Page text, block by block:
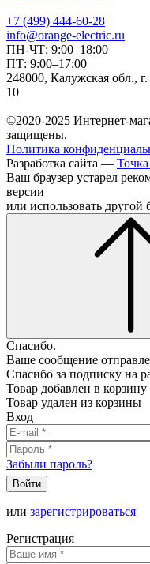
+7 (499) 444-60-28
info@orange-electric.ru
ПН-ЧТ: 9:00–18:00
ПТ: 9:00–17:00
248000, Калужская обл.,
10
©2020-2025 Интернет-
защищены.
Политика
Разработка сайта —
Ваш браузер устарел
версии
или использовать другой
Спасибо.
Ваше сообщение
Спасибо за подписку на
Товар добавлен в корзину
Товар удален из корзины
Вход
Забыли пароль?
Войти
или зарегистрироваться
Регистрация